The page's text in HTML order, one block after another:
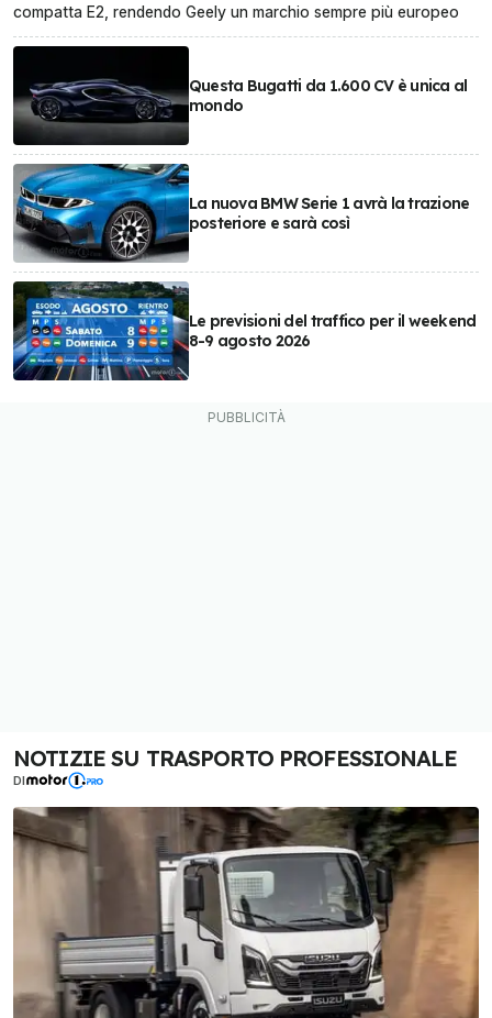
compatta E2, rendendo Geely un marchio sempre più europeo
Questa Bugatti da 1.600 CV è unica al
mondo
La nuova BMW Serie 1 avrà la trazione
posteriore e sarà così
Le previsioni del traffico per il weekend
8-9 agosto 2026
NOTIZIE SU TRASPORTO PROFESSIONALE
DI